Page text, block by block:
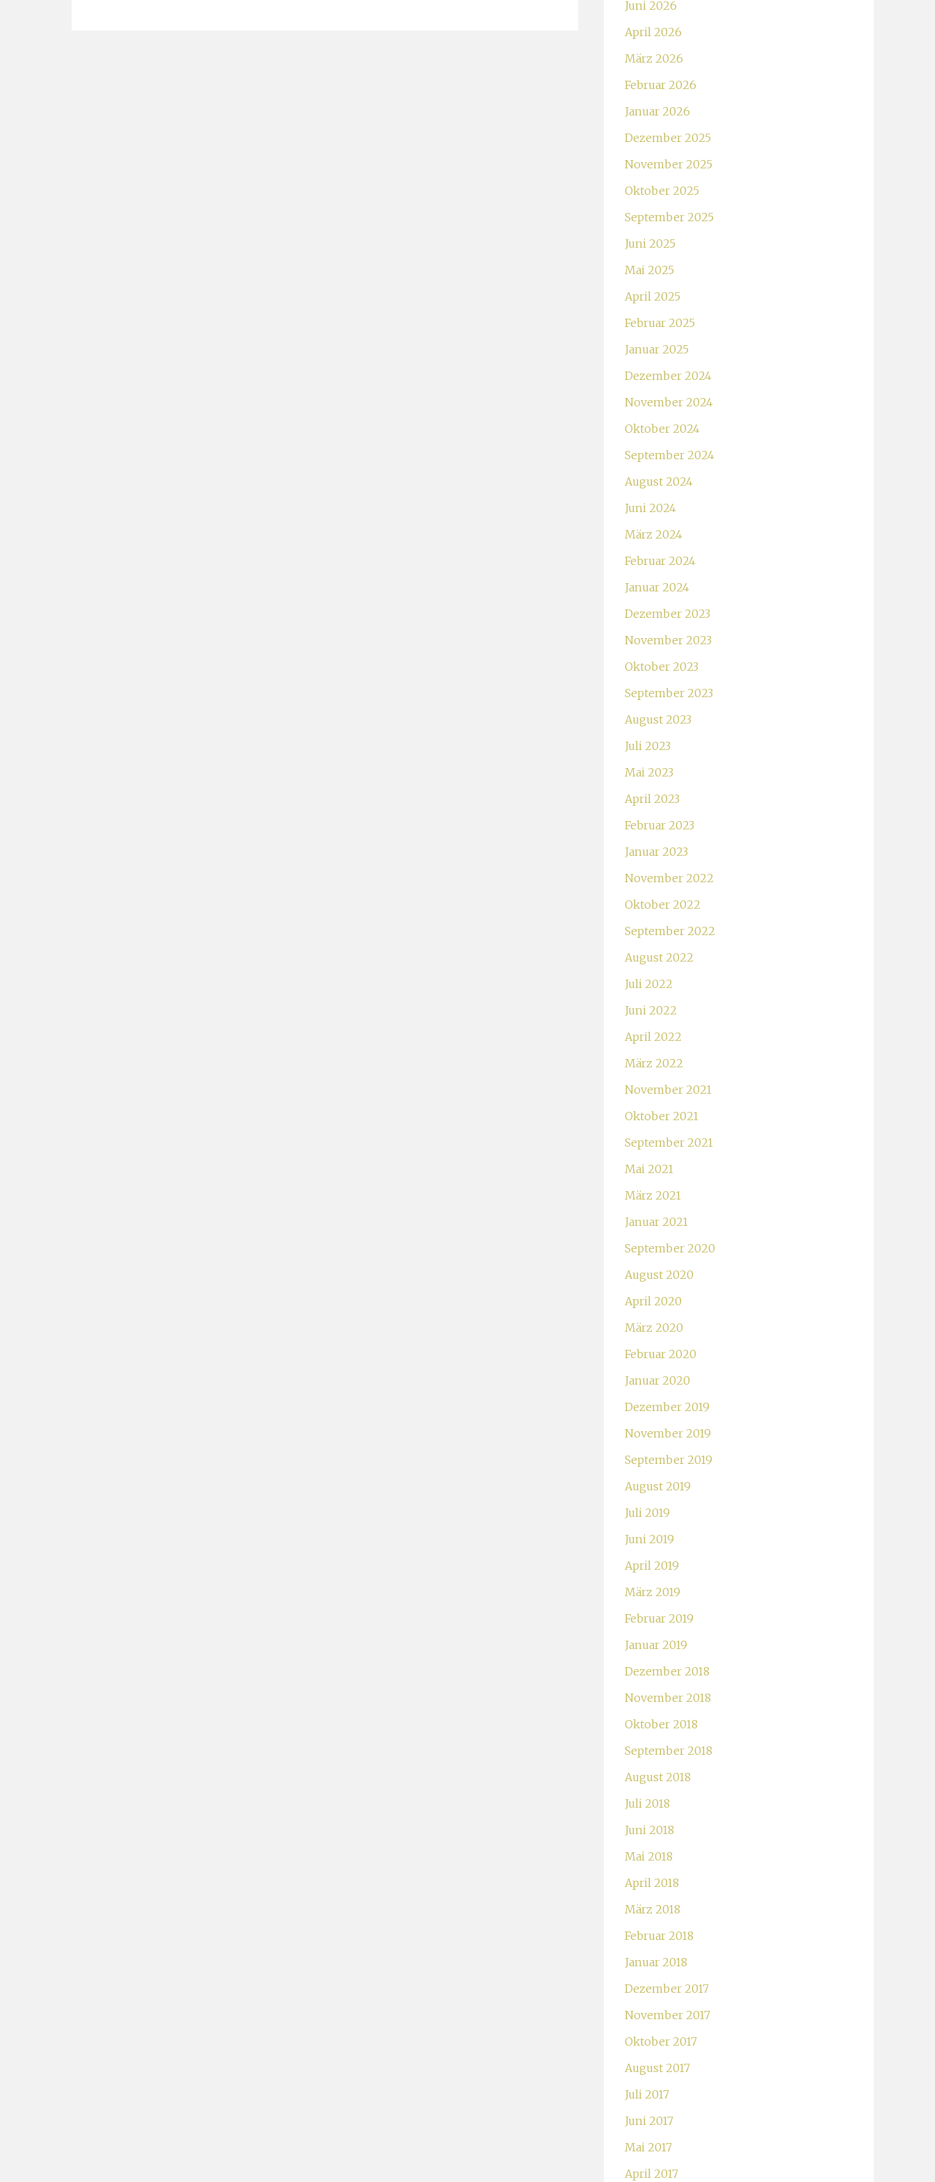
Juni 2026
April 2026
März 2026
Februar 2026
Januar 2026
Dezember 2025
November 2025
Oktober 2025
September 2025
Juni 2025
Mai 2025
April 2025
Februar 2025
Januar 2025
Dezember 2024
November 2024
Oktober 2024
September 2024
August 2024
Juni 2024
März 2024
Februar 2024
Januar 2024
Dezember 2023
November 2023
Oktober 2023
September 2023
August 2023
Juli 2023
Mai 2023
April 2023
Februar 2023
Januar 2023
November 2022
Oktober 2022
September 2022
August 2022
Juli 2022
Juni 2022
April 2022
März 2022
November 2021
Oktober 2021
September 2021
Mai 2021
März 2021
Januar 2021
September 2020
August 2020
April 2020
März 2020
Februar 2020
Januar 2020
Dezember 2019
November 2019
September 2019
August 2019
Juli 2019
Juni 2019
April 2019
März 2019
Februar 2019
Januar 2019
Dezember 2018
November 2018
Oktober 2018
September 2018
August 2018
Juli 2018
Juni 2018
Mai 2018
April 2018
März 2018
Februar 2018
Januar 2018
Dezember 2017
November 2017
Oktober 2017
August 2017
Juli 2017
Juni 2017
Mai 2017
April 2017